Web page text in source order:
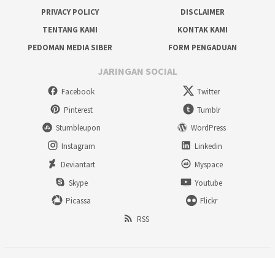
PRIVACY POLICY
DISCLAIMER
TENTANG KAMI
KONTAK KAMI
PEDOMAN MEDIA SIBER
FORM PENGADUAN
JARINGAN SOCIAL
Facebook
Twitter
Pinterest
Tumblr
Stumbleupon
WordPress
Instagram
Linkedin
Deviantart
Myspace
Skype
Youtube
Picassa
Flickr
RSS